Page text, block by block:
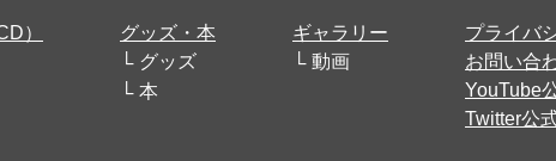
）
グッズ・本
グッズ
本
ギャラリー
動画
プライバ
お問い合
YouTube
Twitter公